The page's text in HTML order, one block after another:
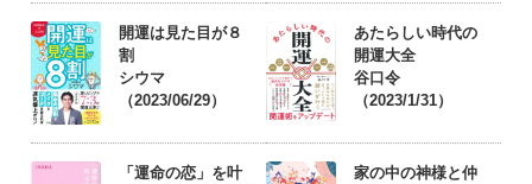
開運は見た目が８
割
シウマ
（2023/06/29）
あたらしい時代の
開運大全
谷口令
（2023/1/31）
「運命の恋」を叶
家の中の神様と仲